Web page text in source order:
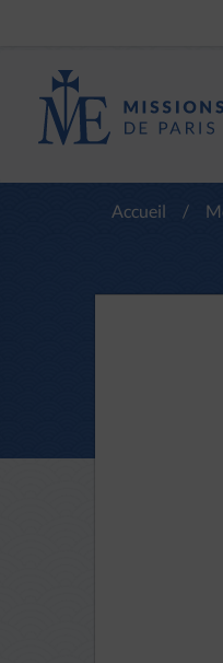
Accueil /